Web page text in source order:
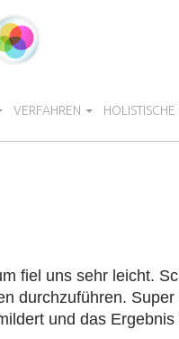
VERFAHREN
fiel uns sehr leicht.
durchzuführen.
und das Ergebnis